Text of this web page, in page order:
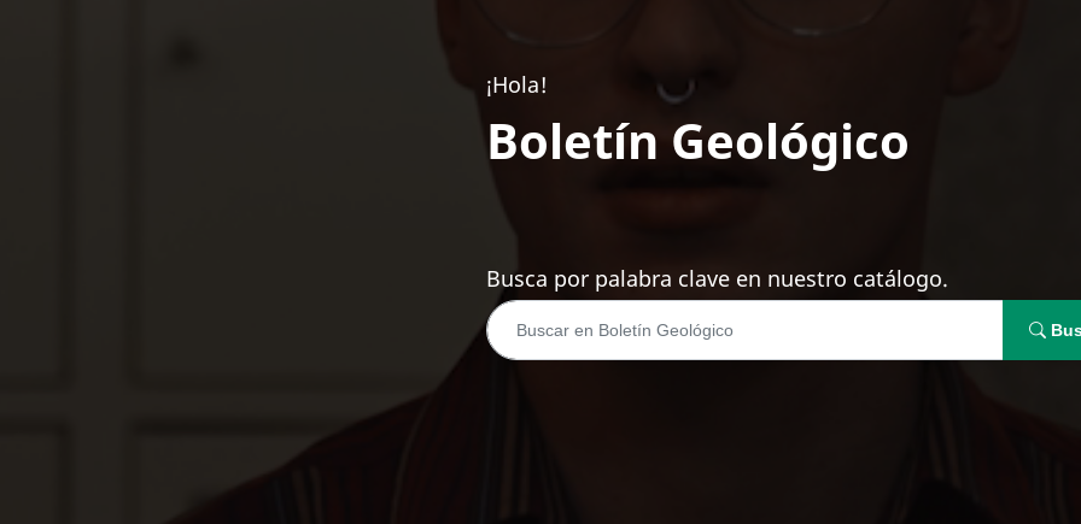
¡Hola!
Boletín Geológico
Busca por palabra clave en nuestro catálogo.